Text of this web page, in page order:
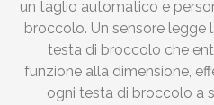
un taglio automatico e
broccolo. Un sensore legge
testa di broccolo che
funzione alla dimensione,
ogni testa di broccolo a